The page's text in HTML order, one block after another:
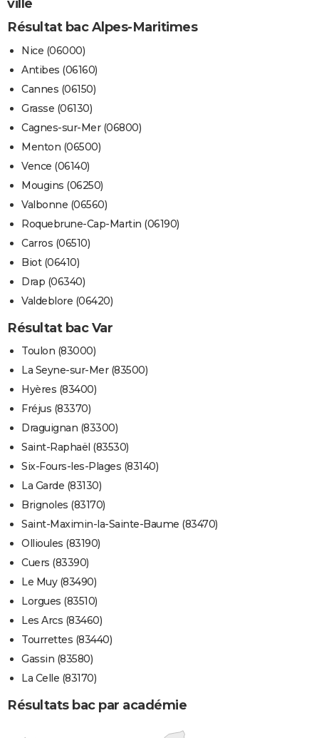
ville
Résultat bac Alpes-Maritimes
Nice (06000)
Antibes (06160)
Cannes (06150)
Grasse (06130)
Cagnes-sur-Mer (06800)
Menton (06500)
Vence (06140)
Mougins (06250)
Valbonne (06560)
Roquebrune-Cap-Martin (06190)
Carros (06510)
Biot (06410)
Drap (06340)
Valdeblore (06420)
Résultat bac Var
Toulon (83000)
La Seyne-sur-Mer (83500)
Hyères (83400)
Fréjus (83370)
Draguignan (83300)
Saint-Raphaël (83530)
Six-Fours-les-Plages (83140)
La Garde (83130)
Brignoles (83170)
Saint-Maximin-la-Sainte-Baume (83470)
Ollioules (83190)
Cuers (83390)
Le Muy (83490)
Lorgues (83510)
Les Arcs (83460)
Tourrettes (83440)
Gassin (83580)
La Celle (83170)
Résultats bac par académie